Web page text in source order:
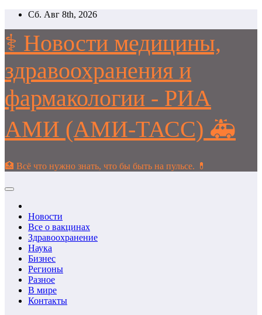
Перейти
содержимому
Сб. Авг 8th, 2026
⚕️ Новости медицины,
здравоохранения и
фармакологии - РИА
АМИ (АМИ-ТАСС) 🚑
🏥 Всё что нужно знать, что бы быть на пульсе. 💊
Новости
Все о вакцинах
Здравоохранение
Наука
Бизнес
Регионы
Разное
В мире
Контакты